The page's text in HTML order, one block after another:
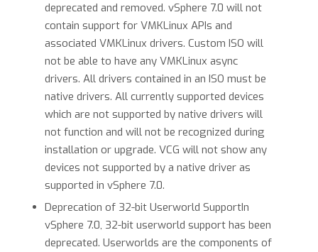
deprecated and removed. vSphere 7.0 will not
contain support for VMKLinux APIs and
associated VMKLinux drivers. Custom ISO will
not be able to have any VMKLinux async
drivers. All drivers contained in an ISO must be
native drivers. All currently supported devices
which are not supported by native drivers will
not function and will not be recognized during
installation or upgrade. VCG will not show any
devices not supported by a native driver as
supported in vSphere 7.0.
Deprecation of 32-bit Userworld SupportIn
vSphere 7.0, 32-bit userworld support has been
deprecated. Userworlds are the components of